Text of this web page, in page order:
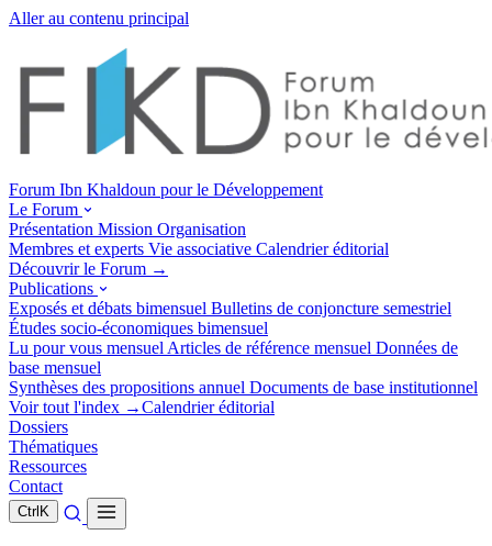
Aller au contenu principal
Forum Ibn Khaldoun pour le Développement
Le Forum
Présentation Mission Organisation
Membres et experts Vie associative Calendrier éditorial
Découvrir le Forum →
Publications
Exposés et débats bimensuel Bulletins de conjoncture semestriel
Études socio-économiques bimensuel
Lu pour vous mensuel Articles de référence mensuel Données de
base mensuel
Synthèses des propositions annuel Documents de base institutionnel
Voir tout l'index →Calendrier éditorial
Dossiers
Thématiques
Ressources
Contact
Ctrl K